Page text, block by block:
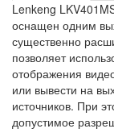
Lenkeng
оснащен одним
существенно
позволяет
отображения
или вывести на
источников. При
допустимое